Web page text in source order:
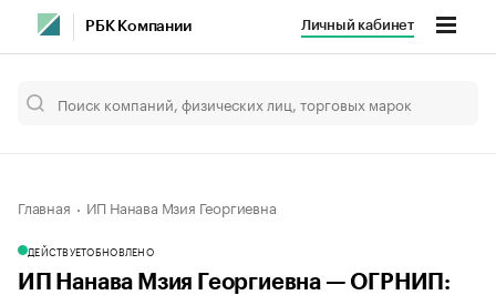
РБК Компании Личный кабинет
Главная ИП Нанава Мзия Георгиевна
ДЕЙСТВУЕТОБНОВЛЕНО
ИП Нанава Мзия Георгиевна — ОГРНИП: